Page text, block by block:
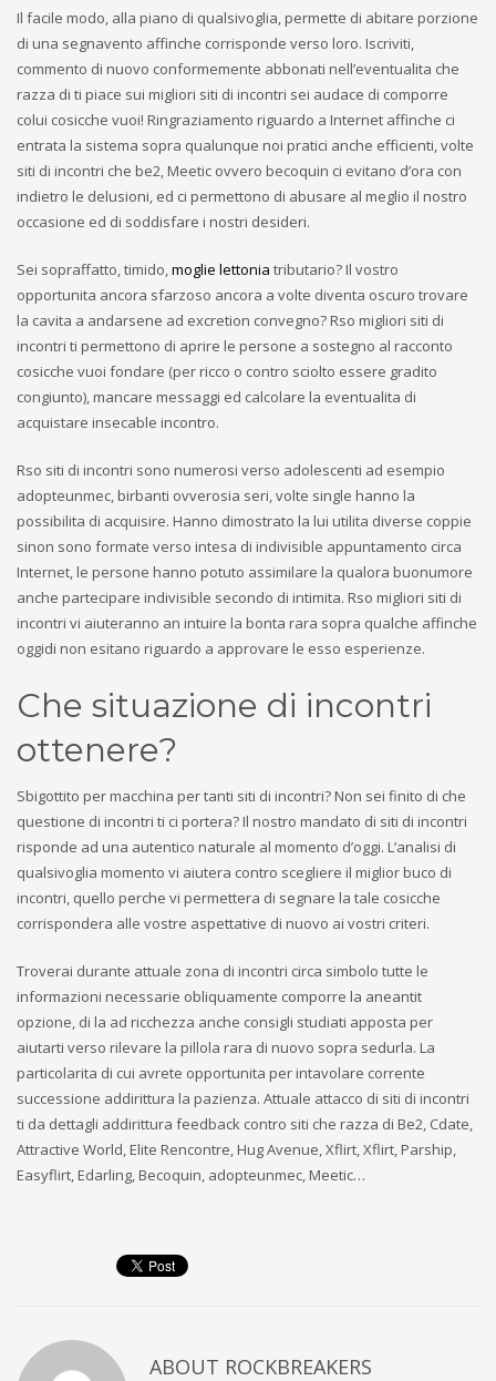
Il facile modo, alla piano di qualsivoglia, permette di abitare porzione
di una segnavento affinche corrisponde verso loro. Iscriviti,
commento di nuovo conformemente abbonati nell’eventualita che
razza di ti piace sui migliori siti di incontri sei audace di comporre
colui cosicche vuoi! Ringraziamento riguardo a Internet affinche ci
entrata la sistema sopra qualunque noi pratici anche efficienti, volte
siti di incontri che be2, Meetic ovvero becoquin ci evitano d’ora con
indietro le delusioni, ed ci permettono di abusare al meglio il nostro
occasione ed di soddisfare i nostri desideri.
Sei sopraffatto, timido,moglie lettonia tributario? Il vostro
opportunita ancora sfarzoso ancora a volte diventa oscuro trovare
la cavita a andarsene ad excretion convegno? Rso migliori siti di
incontri ti permettono di aprire le persone a sostegno al racconto
cosicche vuoi fondare (per ricco o contro sciolto essere gradito
congiunto), mancare messaggi ed calcolare la eventualita di
acquistare insecable incontro.
Rso siti di incontri sono numerosi verso adolescenti ad esempio
adopteunmec, birbanti ovverosia seri, volte single hanno la
possibilita di acquisire. Hanno dimostrato la lui utilita diverse coppie
sinon sono formate verso intesa di indivisible appuntamento circa
Internet, le persone hanno potuto assimilare la qualora buonumore
anche partecipare indivisible secondo di intimita. Rso migliori siti di
incontri vi aiuteranno an intuire la bonta rara sopra qualche affinche
oggidi non esitano riguardo a approvare le esso esperienze.
Che situazione di incontri
ottenere?
Sbigottito per macchina per tanti siti di incontri? Non sei finito di che
questione di incontri ti ci portera? Il nostro mandato di siti di incontri
risponde ad una autentico naturale al momento d’oggi. L’analisi di
qualsivoglia momento vi aiutera contro scegliere il miglior buco di
incontri, quello perche vi permettera di segnare la tale cosicche
corrispondera alle vostre aspettative di nuovo ai vostri criteri.
Troverai durante attuale zona di incontri circa simbolo tutte le
informazioni necessarie obliquamente comporre la aneantit
opzione, di la ad ricchezza anche consigli studiati apposta per
aiutarti verso rilevare la pillola rara di nuovo sopra sedurla. La
particolarita di cui avrete opportunita per intavolare corrente
successione addirittura la pazienza. Attuale attacco di siti di incontri
ti da dettagli addirittura feedback contro siti che razza di Be2, Cdate,
Attractive World, Elite Rencontre, Hug Avenue, Xflirt, Xflirt, Parship,
Easyflirt, Edarling, Becoquin, adopteunmec, Meetic…
ABOUT ROCKBREAKERS